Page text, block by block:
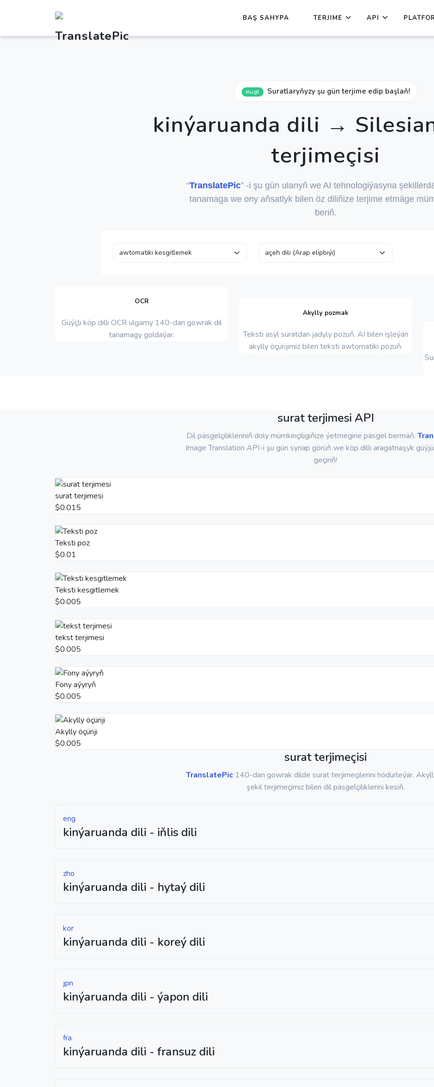
BAŞ SAHYPA TERJIME API
mugt Suratlaryňyzy şu gün terjime edip başlaň!
kinýaruanda dili →
terjimeçisi
“TranslatePic” -i şu gün ulanyň we AI tehnologiýasyna
tanamaga we ony aňsatlyk bilen öz diliňize terjime etmäge
beriň.
OCR
Güýçli köp dilli OCR ulgamy 140-dan gowrak dil
tanamagy goldaýar.
Akylly pozmak
Teksti asyl suratdan jadyly pozuň. AI bilen işleýän
akylly öçürijimiz bilen teksti awtomatiki pozuň.
surat terjimesi API
Dil päsgelçilikleriniň doly mümkinçiligiňize ýetmegine päsgel bermäň.
Image Translation API-i şu gün synap görüň we köp dilli aragatnaşyk
geçiriň!
surat terjimesi
$0.015
Teksti poz
$0.01
Teksti kesgitlemek
$0.005
tekst terjimesi
$0.005
Fony aýyryň
$0.005
Akylly öçüriji
$0.005
surat terjimeçisi
TranslatePic 140-dan gowrak dilde surat terjimeçilerini hödürleýär.
şekil terjimeçimiz bilen dil päsgelçiliklerini kesiň.
eng
kinýaruanda dili - iňlis dili
zho
kinýaruanda dili - hytaý dili
kor
kinýaruanda dili - koreý dili
jpn
kinýaruanda dili - ýapon dili
fra
kinýaruanda dili - fransuz dili